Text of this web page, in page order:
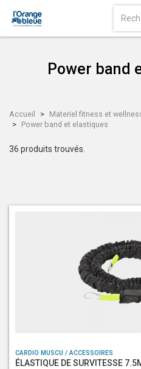
Power band
Accueil Materiel fitness et
Power band et elastiques
36 produits trouvés.
CARDIO MUSCU / ACCESSOIRES
ÉLASTIQUE DE SURVITESSE